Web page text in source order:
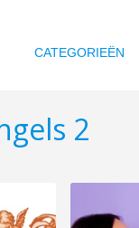
CATEGORIEËN
2